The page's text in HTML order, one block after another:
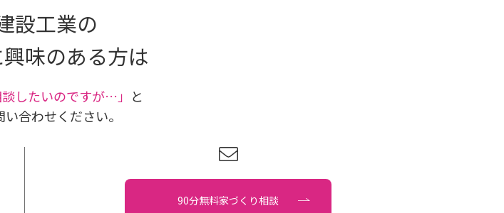
設工業の
味のある方は
したいのですが…」 と
合わせください。
90分無料家づくり相談